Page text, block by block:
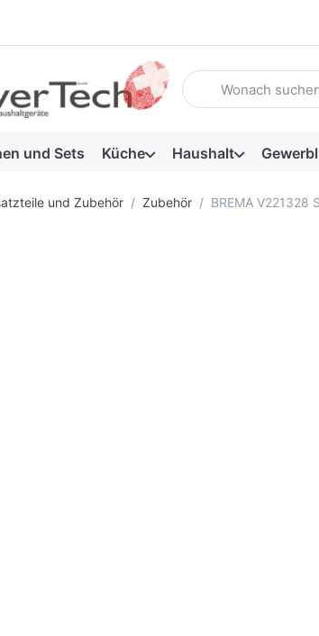
Geben Sie einen
und Sets Küche Haushalt
und Zubehör Zubehör BREMA V221328